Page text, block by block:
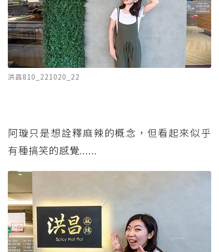
洪昌810_221020_22
阿璇只是想詮釋麻辣的概念，但看起來似乎
有種搞笑的感覺......